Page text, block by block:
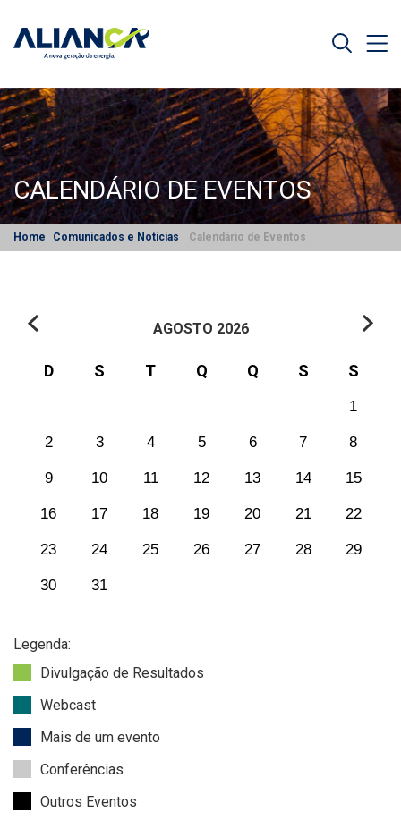
CALENDÁRIO DE EVENTOS
Home Comunicados e Notícias Calendário de Eventos
AGOSTO 2026
D S T Q Q S S
1
2 3 4 5 6 7 8
9 10 11 12 13 14 15
16 17 18 19 20 21 22
23 24 25 26 27 28 29
30 31
Legenda:
Divulgação de Resultados
Webcast
Mais de um evento
Conferências
Outros Eventos